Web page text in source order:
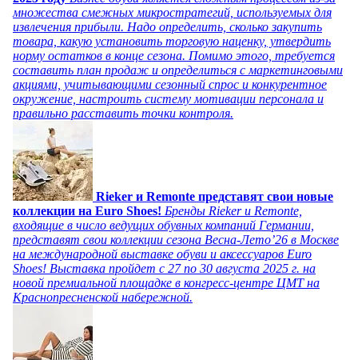
множества смежных микростратегий, используемых для
извлечения прибыли. Надо определить, сколько закупить
товара, какую установить торговую наценку, утвердить
норму остатков в конце сезона. Помимо этого, требуется
составить план продаж и определиться с маркетинговыми
акциями, учитывающими сезонный спрос и конкурентное
окружение, настроить систему мотивации персонала и
правильно расставить точки контроля.
Rieker и Remonte представят свои новые
коллекции на Euro Shoes! Бренды Rieker и Remonte,
входящие в число ведущих обувных компаний Германии,
представят свои коллекции сезона Весна-Лето’26 в Москве
на международной выставке обуви и аксессуаров Euro
Shoes! Выставка пройдет c 27 по 30 августа 2025 г. на
новой премиальной площадке в конгресс-центре ЦМТ на
Краснопресненской набережной.